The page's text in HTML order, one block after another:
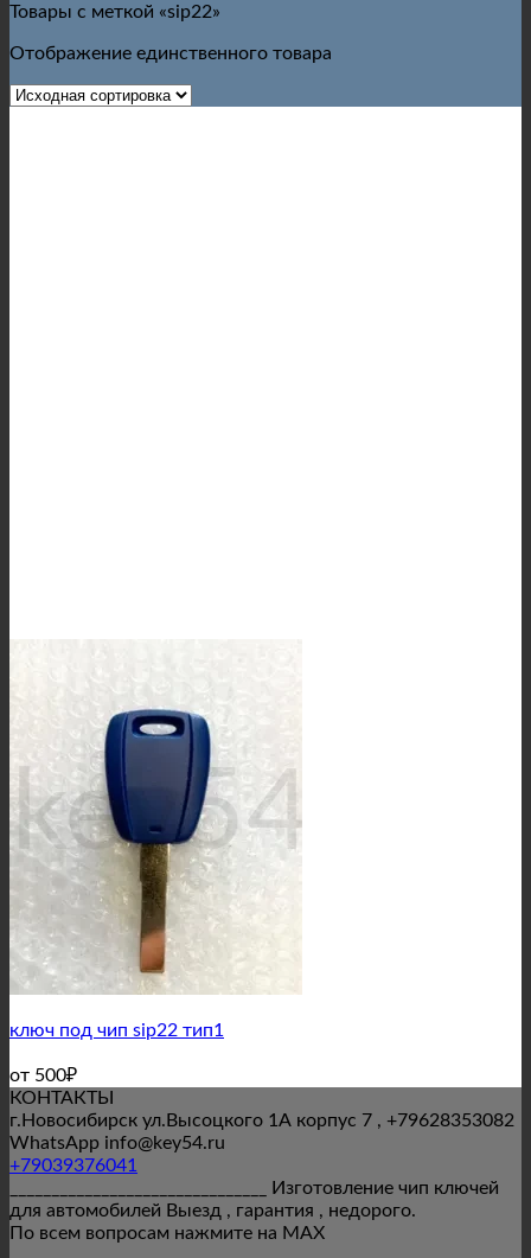
Товары с меткой «sip22»
Отображение единственного товара
ключ под чип sip22 тип1
от 500₽
КОНТАКТЫ
г.Новосибирск ул.Высоцкого 1А корпус 7 , +79628353082
WhatsApp info@key54.ru
+79039376041
_______________________________ Изготовление чип ключей
для автомобилей Выезд , гарантия , недорого.
По всем вопросам нажмите на MAX